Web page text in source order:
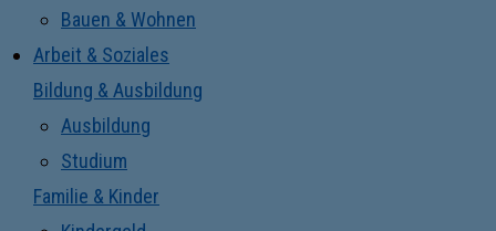
Bauen & Wohnen
Arbeit & Soziales
Bildung & Ausbildung
Ausbildung
Studium
Familie & Kinder